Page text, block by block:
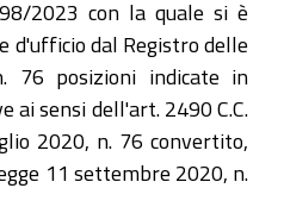
2023 con la quale si è
d'ufficio dal Registro delle
76 posizioni indicate in
ai sensi dell'art. 2490 C.C.
2020, n. 76 convertito,
11 settembre 2020, n.